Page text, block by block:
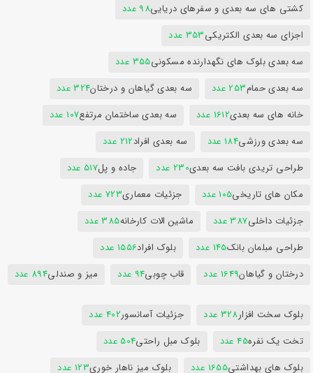
کشتی های سه بعدی و سفرهای دریایی98 عدد
اجزای سه بعدی الکتریکی353 عدد
سه بعدی بلوک های نگهدارنده مسکونی355 عدد
سه بعدی حمام253 عدد سه بعدی گیاهان و درختان324 عدد
خانه های سه بعدی1612 عدد سه بعدی ساختمان مرتفع107 عدد
سه بعدی ورزشی184 عدد سه بعدی افراد212 عدد
طراحی تریدی بافت سه بعدی230 عدد جاده و پل517 عدد
مکان های تاریخی105 عدد جزئیات معماری723 عدد
جزئیات داخلی387 عدد ماشین الات کارخانه385 عدد
طراحی مبلمان بانک145 عدد بلوک افراد1556 عدد
درختان و گیاهان1649 عدد قاب چوبی94 عدد میز و صندلی894 عدد
بلوک سخت افزار328 عدد جزئیات آسانسور402 عدد
تخت یک نفره45 عدد بلوک مبل راحتی504 عدد
بلوک های بهداشتی1655 عدد بلوک میز ناهار خوری123 عدد